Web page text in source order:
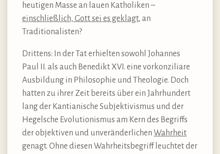
heutigen Masse an lauen Katholiken –
einschließlich, Gott sei es geklagt, an
Traditionalisten?
Drittens: In der Tat erhielten sowohl Johannes
Paul II. als auch Benedikt XVI. eine vorkonziliare
Ausbildung in Philosophie und Theologie. Doch
hatten zu ihrer Zeit bereits über ein Jahrhundert
lang der Kantianische Subjektivismus und der
Hegelsche Evolutionismus am Kern des Begriffs
der objektiven und unveränderlichen Wahrheit
genagt. Ohne diesen Wahrheitsbegriff leuchtet der